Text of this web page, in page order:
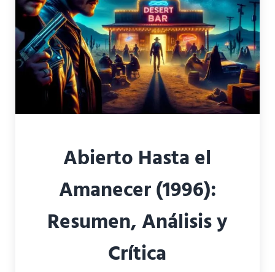
Abierto Hasta el
Amanecer (1996):
Resumen, Análisis y
Crítica